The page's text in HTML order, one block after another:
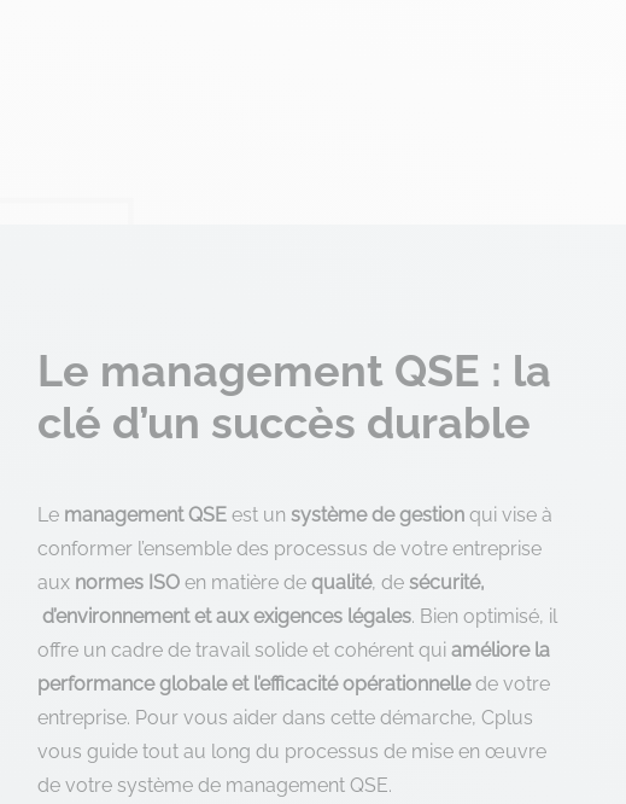
Le management QSE : la
clé d’un succès durable
Le management QSE est unsystème de gestionqui vise à
conformer l’ensemble des processus de votre entreprise
aux normes ISOen matière dequalité, desécurité,
d’environnement et aux exigences légales. Bien optimisé, il
offre un cadre de travail solide et cohérent quiaméliore la
performance globale et l’efficacité opérationnellede votre
entreprise. Pour vous aider dans cette démarche, Cplus
vous guide tout au long du processus de mise en œuvre
de votre système de management QSE.